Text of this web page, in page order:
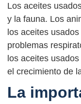
Los aceites
y la fauna. Los
los aceites
problemas
los aceites
el crecimiento de
La